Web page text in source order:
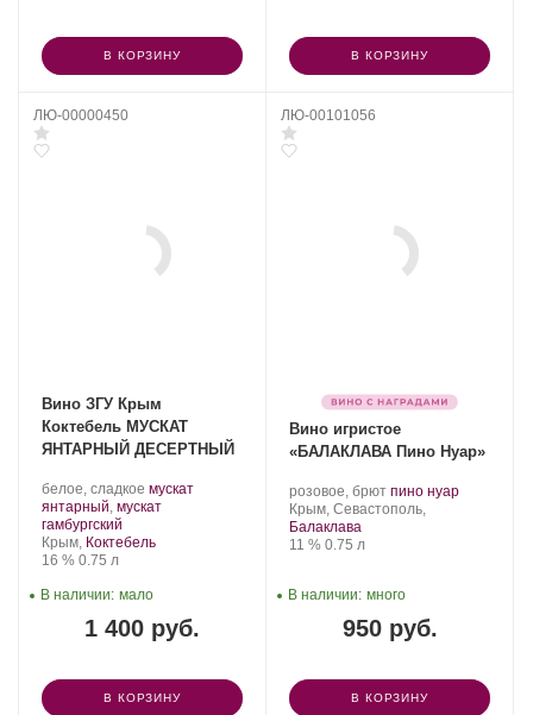
В КОРЗИНУ В КОРЗИНУ
ЛЮ-00000450
Вино ЗГУ Крым
Коктебель МУСКАТ
ЯНТАРНЫЙ ДЕСЕРТНЫЙ
Производитель:
Завод
марочных
вин
«Коктебель».
белое, сладкое .
Сорт
мускат
янтарный, мускат
гамбургский
Регион:
Крым, Коктебель
Крепость
16 %. Объем
0.75 л
1 400 руб.
В наличии: мало
В КОРЗИНУ
ЛЮ-00101056
Вино игристое
«БАЛАКЛАВА Пино Нуар»
Производитель:
Золотая
Балка.
розовое, брют .
Сорт
пино нуар.
Регион:
Крым, Севастополь,
Балаклава
Крепость
11 %. Объем
0.75 л
950 руб.
В наличии: много
В КОРЗИНУ